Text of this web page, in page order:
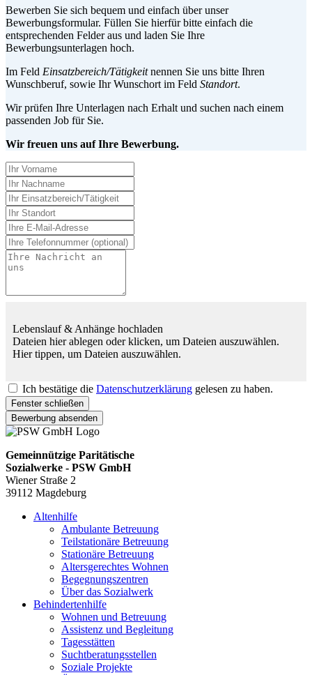
Bewerben Sie sich bequem und einfach über unser
Bewerbungsformular. Füllen Sie hierfür bitte einfach die
entsprechenden Felder aus und laden Sie Ihre
Bewerbungsunterlagen hoch.
Im Feld Einsatzbereich/Tätigkeitnennen Sie uns bitte Ihren
Wunschberuf, sowie Ihr Wunschort im Feld Standort.
Wir prüfen Ihre Unterlagen nach Erhalt und suchen nach einem
passenden Job für Sie.
Wir freuen uns auf Ihre Bewerbung.
Lebenslauf & Anhänge hochladen
Dateien hier ablegen oder klicken, um Dateien auszuwählen.
Hier tippen, um Dateien auszuwählen.
Ich bestätige die Datenschutzerklärung gelesen zu haben.
Fenster schließen
Bewerbung absenden
Gemeinnützige Paritätische
Sozialwerke - PSW GmbH
Wiener Straße 2
39112 Magdeburg
Altenhilfe
Ambulante Betreuung
Teilstationäre Betreuung
Stationäre Betreuung
Altersgerechtes Wohnen
Begegnungszentren
Über das Sozialwerk
Behindertenhilfe
Wohnen und Betreuung
Assistenz und Begleitung
Tagesstätten
Suchtberatungsstellen
Soziale Projekte